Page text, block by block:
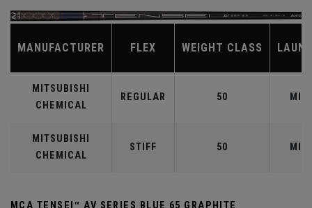
MANUFACTURER FLEX WEIGHT CLASS
MITSUBISHI
CHEMICAL
REGULAR 50 MID
MITSUBISHI
CHEMICAL
STIFF 50 MID
MCA TENSEI™ AV SERIES BLUE 65 GRAPHITE